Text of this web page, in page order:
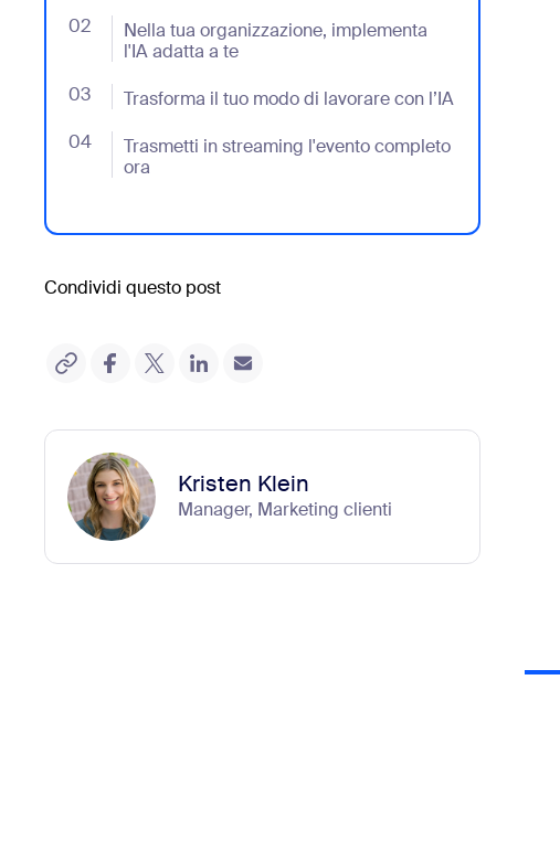
02
Nella tua organizzazione, implementa
l'IA adatta a te
- Jumplink to Nella tua organizzazione, implementa l'IA
03 Trasforma il tuo modo di lavorare con l’IA
- Jumplink to Trasforma il tuo modo di lavorare con l’IA
04
Trasmetti in streaming l'evento completo
ora
- Jumplink to Trasmetti in streaming l'evento completo ora
Condividi questo post
Kristen Klein
Manager, Marketing clienti